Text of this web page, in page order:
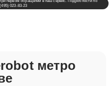
023-83-23
метро